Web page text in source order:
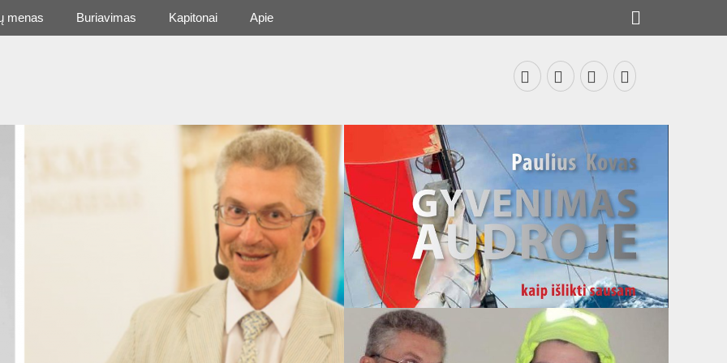
Facebook
Email LinkedInPhone
menas Buriavimas Kapitonai Apie